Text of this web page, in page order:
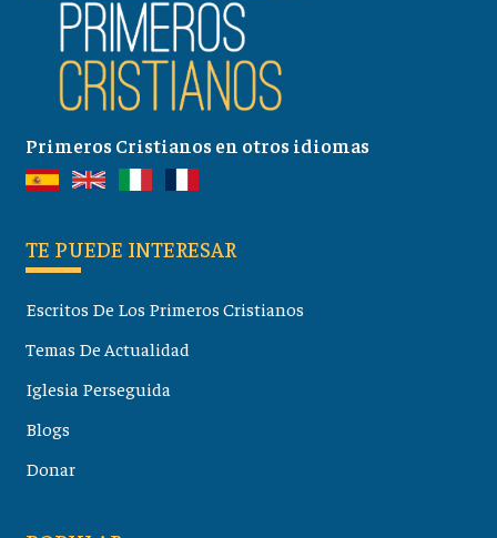
Primeros Cristianos en otros idiomas
TE PUEDE INTERESAR
Escritos De Los Primeros Cristianos
Temas De Actualidad
Iglesia Perseguida
Blogs
Donar